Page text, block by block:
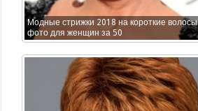
Модные стрижки 2018 на короткие волосы
фото для женщин за 50